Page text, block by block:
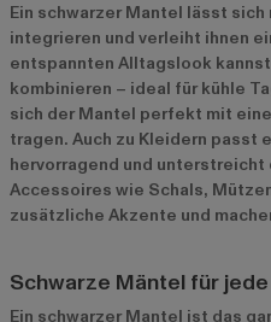
Ein schwarzer Mantel lässt
integrieren und verleiht ihnen
entspannten Alltagslook
kombinieren – ideal für kühle
sich der Mantel perfekt mit
tragen. Auch zu Kleidern passt
hervorragend und
Accessoires wie Schals,
zusätzliche Akzente und
Schwarze Mäntel für
Ein schwarzer Mantel ist das